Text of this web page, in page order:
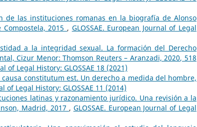
de las instituciones romanas en la biografía de Alonso
2015 , GLOSSAE. European Journal of Legal
a la integridad sexual. La formación del Derecho
Cizur Menor: Thomson Reuters – Aranzadi, 2020, 518
of Legal History: GLOSSAE 18 (2021)
constitutum est. Un derecho a medida del hombre,
of Legal History: GLOSSAE 11 (2014)
latinas y razonamiento jurídico. Una revisión a la
Madrid, 2017 , GLOSSAE. European Journal of Legal